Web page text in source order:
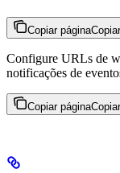
Copiar página
Configure URLs de
notificações de
Copiar página